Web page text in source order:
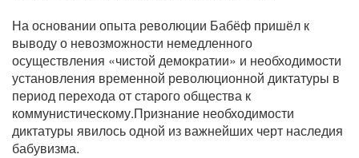
На основании опыта революции Бабёф пришёл к
выводу о невозможности немедленного
осуществления «чистой демократии» и необходимости
установления временной революционной диктатуры в
период перехода от старого общества к
коммунистическому.Признание необходимости
диктатуры явилось одной из важнейших черт наследия
бабувизма.